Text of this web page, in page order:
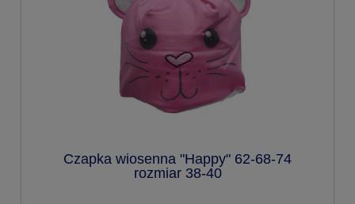
Czapka wiosenna "Happy" 62-68-74
rozmiar 38-40